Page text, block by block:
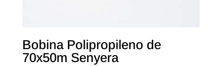
Bobina Polipropileno de
70x50m Senyera